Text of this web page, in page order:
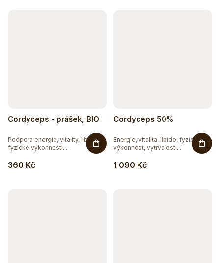
Cordyceps - prášek, BIO
360 Kč
Podpora energie, vitality, libida,
fyzické výkonnosti....
Cordyceps 50%
1 090 Kč
Energie, vitalita, libido, fyzická
výkonnost, vytrvalost....